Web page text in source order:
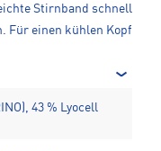
Stirnband schnell
Für einen kühlen Kopf
43 % Lyocell